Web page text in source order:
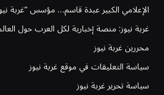
الإعلامي الكبير عبدة قاسم… مؤسس “غربة
غربة نيوز: منصة إخبارية لكل العرب حول
محررين غربة نيوز
سياسة التعليقات في موقع غربة نيوز
سياسة تحرير غربة نيوز